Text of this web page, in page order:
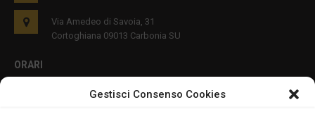
Gestisci Consenso Cookies
Via Amedeo di Savoia, 31
Cortoghiana 09013 Carbonia SU
ORARI